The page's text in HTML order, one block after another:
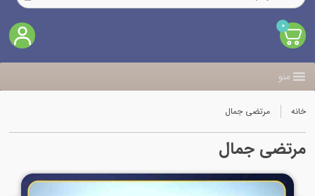
0
منو
خانه مرتضی جمال
مرتضی جمال